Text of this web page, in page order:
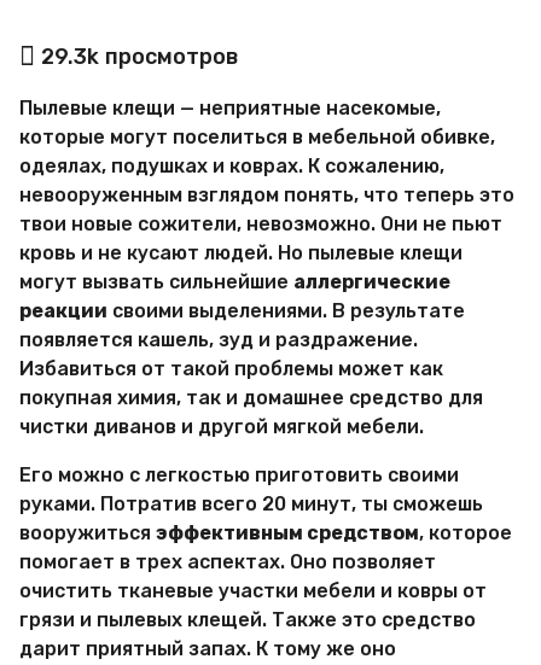
а
в
о
р
М
и
р
Х
и
т
р
о
с
т
е
й
29.3k просмотров
Пылевые клещи — неприятные насекомые,
которые могут поселиться в мебельной обивке,
одеялах, подушках и коврах. К сожалению,
невооруженным взглядом понять, что теперь это
твои новые сожители, невозможно. Они не пьют
кровь и не кусают людей. Но пылевые клещи
могут вызвать сильнейшие аллергические
реакции своими выделениями. В результате
появляется кашель, зуд и раздражение.
Избавиться от такой проблемы может как
покупная химия, так и домашнее средство для
чистки диванов и другой мягкой мебели.
Его можно с легкостью приготовить своими
руками. Потратив всего 20 минут, ты сможешь
вооружиться эффективным средством, которое
помогает в трех аспектах. Оно позволяет
очистить тканевые участки мебели и ковры от
грязи и пылевых клещей. Также это средство
дарит приятный запах. К тому же оно